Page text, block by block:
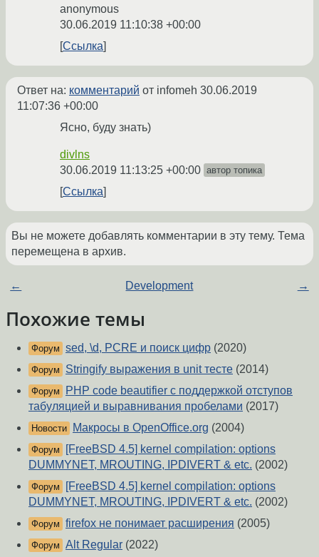
anonymous
30.06.2019 11:10:38 +00:00
Ссылка
Ответ на: комментарий от infomeh 30.06.2019
11:07:36 +00:00
Ясно, буду знать)
divlns
30.06.2019 11:13:25 +00:00 автор топика
Ссылка
Вы не можете добавлять комментарии в эту тему. Тема
перемещена в архив.
← Development →
Похожие темы
Форум sed, \d, PCRE и поиск цифр (2020)
Форум Stringify выражения в unit тесте (2014)
Форум
PHP code beautifier с поддержкой отступов
табуляцией и выравнивания пробелами (2017)
Новости Макросы в OpenOffice.org (2004)
Форум
[FreeBSD 4.5] kernel compilation: options
DUMMYNET, MROUTING, IPDIVERT & etc. (2002)
Форум
[FreeBSD 4.5] kernel compilation: options
DUMMYNET, MROUTING, IPDIVERT & etc. (2002)
Форум firefox не понимает расширения (2005)
Форум Alt Regular (2022)